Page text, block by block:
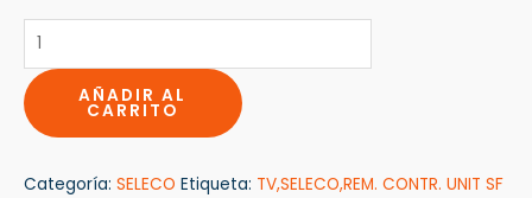
AÑADIR AL
CARRITO
Categoría: SELECO Etiqueta: TV,SELECO,REM. CONTR. UNIT SF